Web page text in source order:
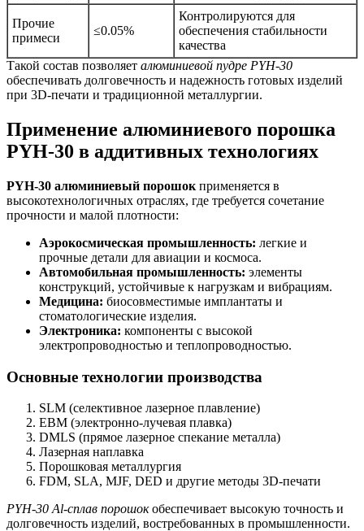
Прочие
примеси
≤0.05%
Контролируются для
обеспечения стабильности
качества
Такой состав позволяет алюминиевой пудре PYH-30
обеспечивать долговечность и надежность готовых изделий
при 3D-печати и традиционной металлургии.
Применение алюминиевого порошка
PYH-30 в аддитивных технологиях
PYH-30 алюминиевый порошок применяется в
высокотехнологичных отраслях, где требуется сочетание
прочности и малой плотности:
Аэрокосмическая промышленность: легкие и
прочные детали для авиации и космоса.
Автомобильная промышленность: элементы
конструкций, устойчивые к нагрузкам и вибрациям.
Медицина: биосовместимые имплантаты и
стоматологические изделия.
Электроника: компоненты с высокой
электропроводностью и теплопроводностью.
Основные технологии производства
SLM (селективное лазерное плавление)
EBM (электронно-лучевая плавка)
DMLS (прямое лазерное спекание металла)
Лазерная наплавка
Порошковая металлургия
FDM, SLA, MJF, DED и другие методы 3D-печати
PYH-30 Al-сплав порошокобеспечивает высокую точность и
долговечность изделий, востребованных в промышленности.